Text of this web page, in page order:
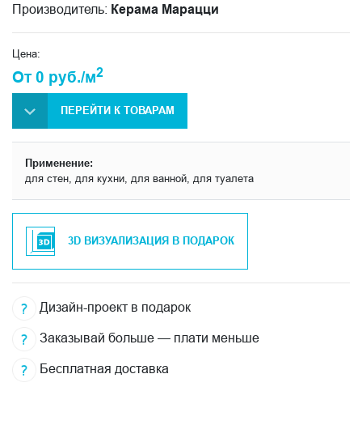
Производитель: Керама Марацци
Цена:
От 0 руб./м2
ПЕРЕЙТИ К ТОВАРАМ
Применение:
для стен, для кухни, для ванной, для туалета
3D ВИЗУАЛИЗАЦИЯ В ПОДАРОК
Дизайн-проект в подарок
Заказывай больше — плати меньше
Бесплатная доставка